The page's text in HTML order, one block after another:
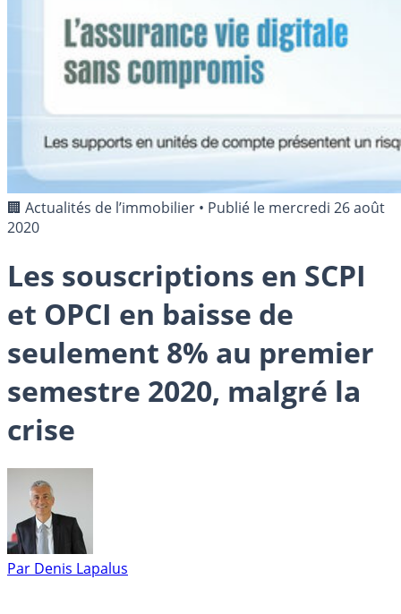
🏢 Actualités de l’immobilier • Publié le mercredi 26 août
2020
Les souscriptions en SCPI
et OPCI en baisse de
seulement 8% au premier
semestre 2020, malgré la
crise
Par Denis Lapalus